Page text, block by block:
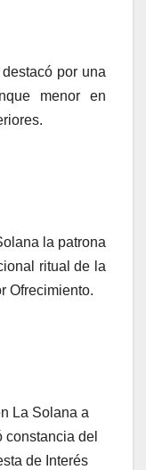
por una
menor en
la patrona
ritual de la
Ofrecimiento.
La Solana a
del
de Interés